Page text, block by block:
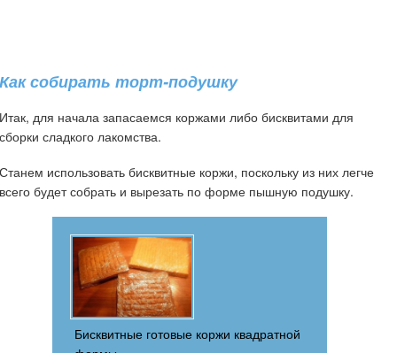
Как собирать торт-подушку
Итак, для начала запасаемся коржами либо бисквитами для
сборки сладкого лакомства.
Станем использовать бисквитные коржи, поскольку из них легче
всего будет собрать и вырезать по форме пышную подушку.
Бисквитные готовые коржи квадратной